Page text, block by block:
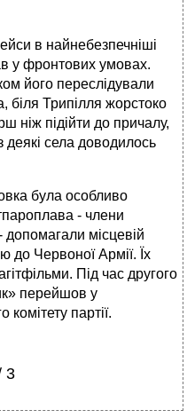
в найнебезпечніші
у фронтових умовах.
його переслідували
біля Трипілля жорстоко
ніж підійти до причалу,
деякі села доводилось
була особливо
- члени
допомагали місцевій
до Червоної Армії. Їх
Під час другого
перейшов у
партії.
3